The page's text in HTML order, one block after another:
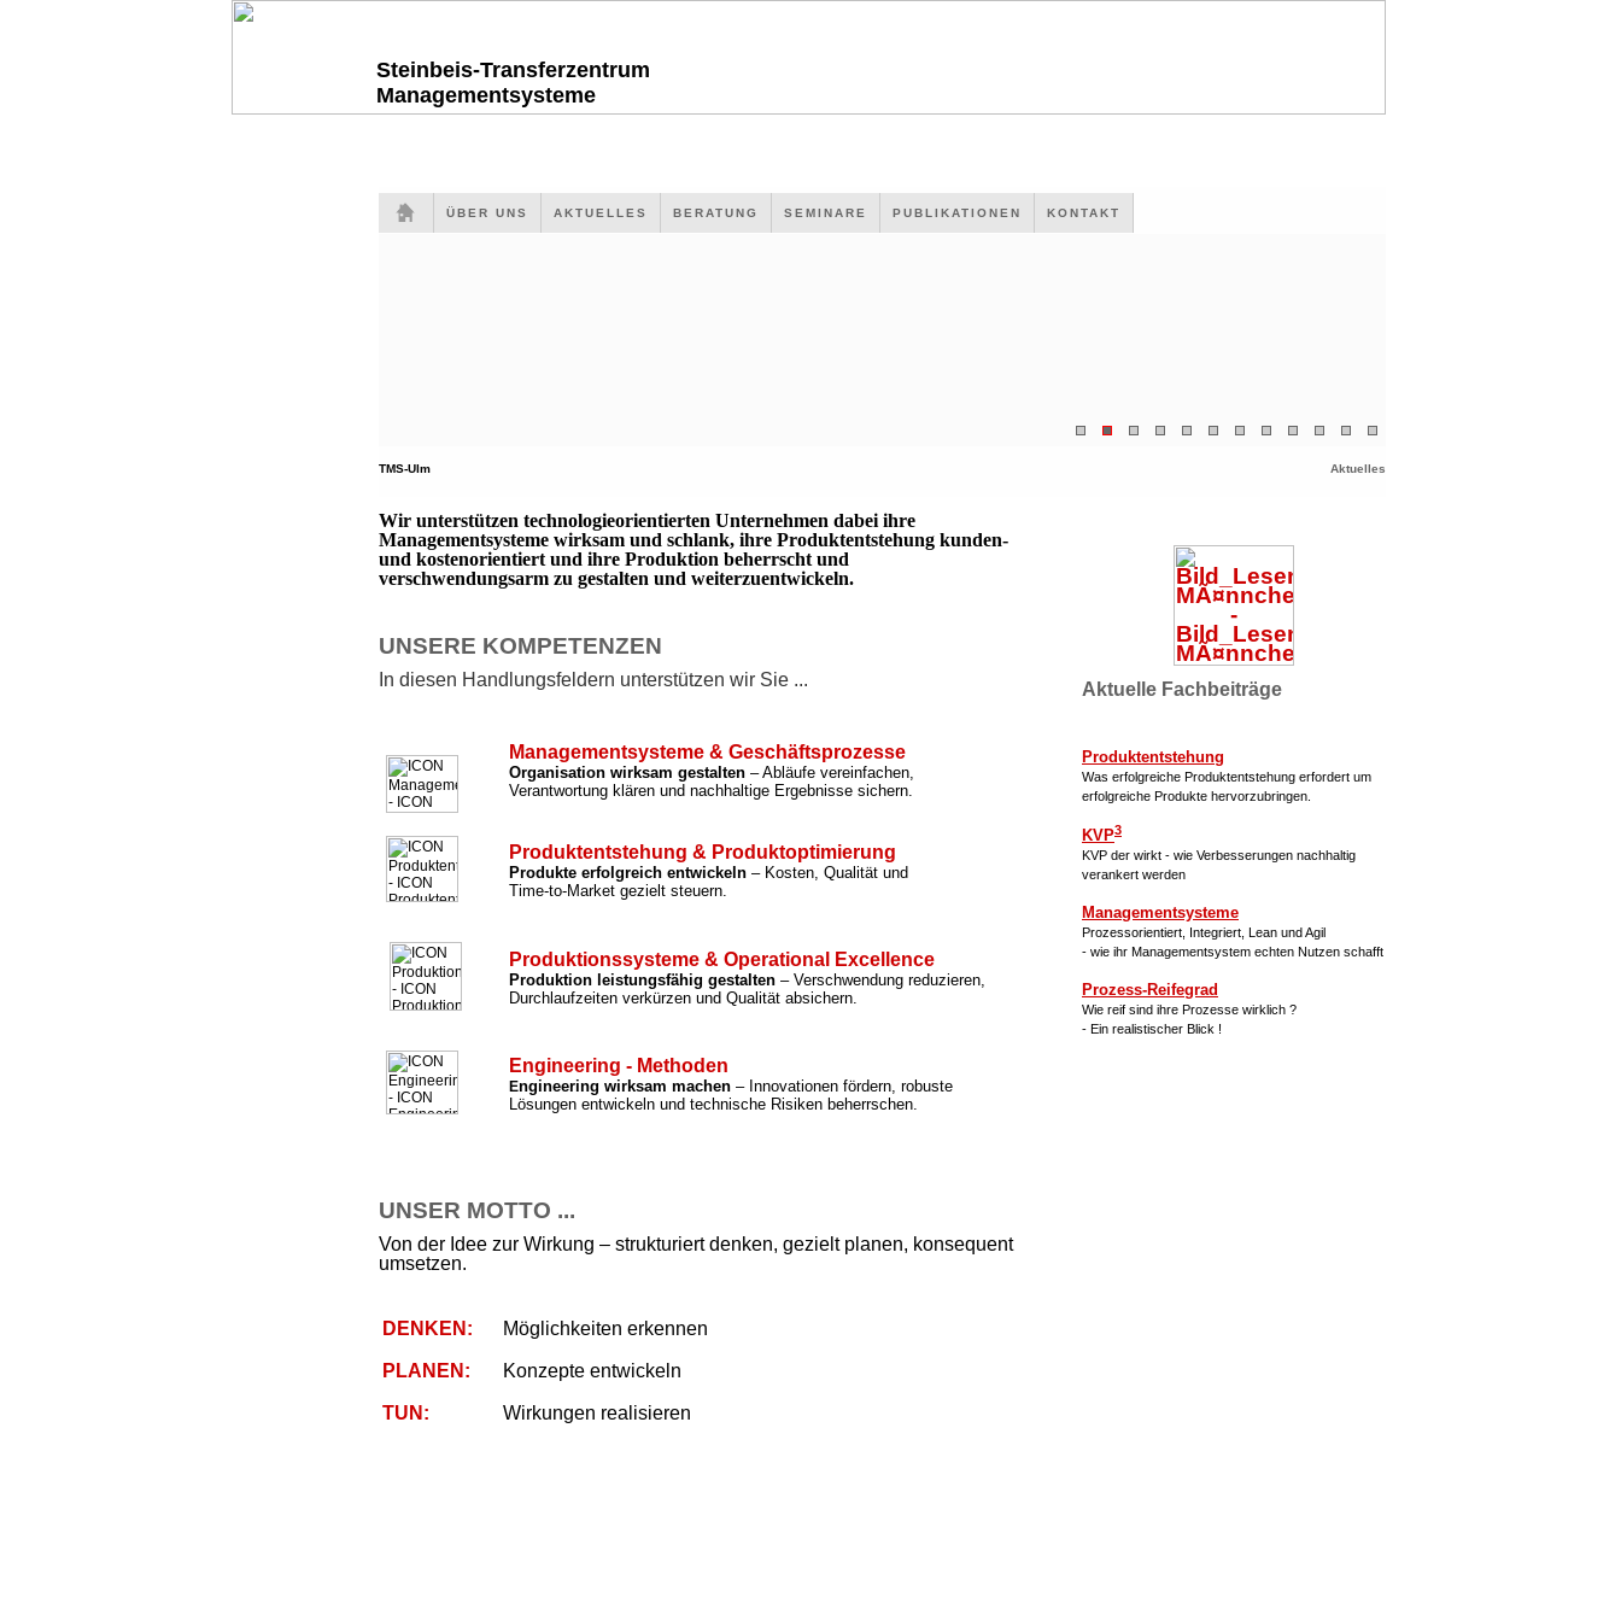
Steinbeis-Transferzentrum
Managementsysteme
ÜBER UNS AKTUELLES BERATUNG SEMINARE PUBLIKATIONEN KONTAKT
TMS-Ulm Aktuelles
Wir unterstützen technologieorientierten Unternehmen dabei ihre
Managementsysteme wirksam und schlank, ihre Produktentstehung kunden-
und kostenorientiert und ihre Produktion beherrscht und
verschwendungsarm zu gestalten und weiterzuentwickeln.
UNSERE KOMPETENZEN
In diesen Handlungsfeldern unterstützen wir Sie ...
Managementsysteme & Geschäftsprozesse
Organisation wirksam gestalten – Abläufe vereinfachen,
Verantwortung klären und nachhaltige Ergebnisse sichern.
Produktentstehung & Produktoptimierung
Produkte erfolgreich entwickeln – Kosten, Qualität und
Time-to-Market gezielt steuern.
Produktionssysteme & Operational Excellence
Produktion leistungsfähig gestalten – Verschwendung reduzieren,
Durchlaufzeiten verkürzen und Qualität absichern.
Engineering - Methoden
Engineering wirksam machen – Innovationen fördern, robuste
Lösungen entwickeln und technische Risiken beherrschen.
UNSER MOTTO ...
Von der Idee zur Wirkung – strukturiert denken, gezielt planen, konsequent
umsetzen.
DENKEN: Möglichkeiten erkennen
PLANEN: Konzepte entwickeln
TUN: Wirkungen realisieren
Aktuelle Fachbeiträge
Produktentstehung
Was erfolgreiche Produktentstehung erfordert um
erfolgreiche Produkte hervorzubringen.
KVP3
KVP der wirkt - wie Verbesserungen nachhaltig
verankert werden
Managementsysteme
Prozessorientiert, Integriert, Lean und Agil
- wie ihr Managementsystem echten Nutzen schafft
Prozess-Reifegrad
Wie reif sind ihre Prozesse wirklich ?
- Ein realistischer Blick !